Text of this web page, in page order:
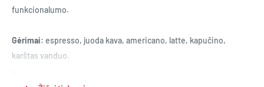
funkcionalumo.
Gėrimai: espresso, juoda kava, americano, latte, kapučino,
karštas vanduo.